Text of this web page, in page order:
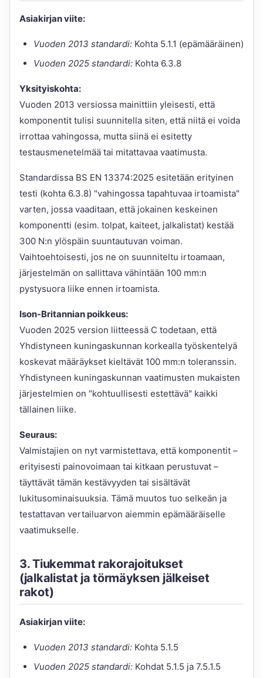
Asiakirjan viite:
Vuoden 2013 standardi: Kohta 5.1.1 (epämääräinen)
Vuoden 2025 standardi: Kohta 6.3.8
Yksityiskohta:
Vuoden 2013 versiossa mainittiin yleisesti, että
komponentit tulisi suunnitella siten, että niitä ei voida
irrottaa vahingossa, mutta siinä ei esitetty
testausmenetelmää tai mitattavaa vaatimusta.
Standardissa BS EN 13374:2025 esitetään erityinen
testi (kohta 6.3.8) "vahingossa tapahtuvaa irtoamista"
varten, jossa vaaditaan, että jokainen keskeinen
komponentti (esim. tolpat, kaiteet, jalkalistat) kestää
300 N:n ylöspäin suuntautuvan voiman.
Vaihtoehtoisesti, jos ne on suunniteltu irtoamaan,
järjestelmän on sallittava vähintään 100 mm:n
pystysuora liike ennen irtoamista.
Ison-Britannian poikkeus:
Vuoden 2025 version liitteessä C todetaan, että
Yhdistyneen kuningaskunnan korkealla työskentelyä
koskevat määräykset kieltävät 100 mm:n toleranssin.
Yhdistyneen kuningaskunnan vaatimusten mukaisten
järjestelmien on "kohtuullisesti estettävä" kaikki
tällainen liike.
Seuraus:
Valmistajien on nyt varmistettava, että komponentit –
erityisesti painovoimaan tai kitkaan perustuvat –
täyttävät tämän kestävyyden tai sisältävät
lukitusominaisuuksia. Tämä muutos tuo selkeän ja
testattavan vertailuarvon aiemmin epämääräiselle
vaatimukselle.
3. Tiukemmat rakorajoitukset
(jalkalistat ja törmäyksen jälkeiset
rakot)
Asiakirjan viite:
Vuoden 2013 standardi: Kohta 5.1.5
Vuoden 2025 standardi: Kohdat 5.1.5 ja 7.5.1.5